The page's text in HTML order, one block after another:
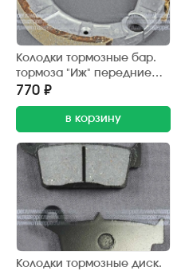
Колодки тормозные бар.
тормоза "Иж" передние
(190х30 мм.) Китай (2 шт.)
770 ₽
в корзину
Колодки тормозные диск.